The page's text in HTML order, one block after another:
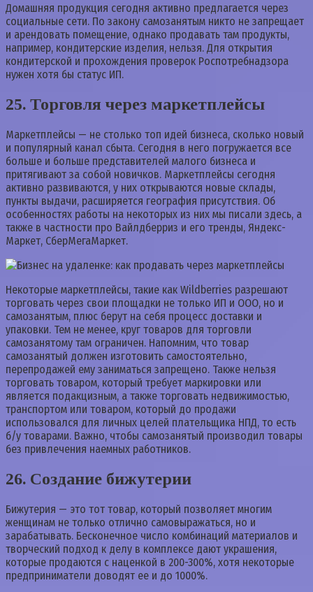
Домашняя продукция сегодня активно предлагается через
социальные сети. По закону самозанятым никто не запрещает
и арендовать помещение, однако продавать там продукты,
например, кондитерские изделия, нельзя. Для открытия
кондитерской и прохождения проверок Роспотребнадзора
нужен хотя бы статус ИП.
25. Торговля через маркетплейсы
Маркетплейсы — не столько топ идей бизнеса, сколько новый
и популярный канал сбыта. Сегодня в него погружается все
больше и больше представителей малого бизнеса и
притягивают за собой новичков. Маркетплейсы сегодня
активно развиваются, у них открываются новые склады,
пункты выдачи, расширяется география присутствия. Об
особенностях работы на некоторых из них мы писали здесь, а
также в частности про Вайлдберриз и его тренды, Яндекс-
Маркет, СберМегаМаркет.
Некоторые маркетплейсы, такие как Wildberries разрешают
торговать через свои площадки не только ИП и ООО, но и
самозанятым, плюс берут на себя процесс доставки и
упаковки. Тем не менее, круг товаров для торговли
самозанятому там ограничен. Напомним, что товар
самозанятый должен изготовить самостоятельно,
перепродажей ему заниматься запрещено. Также нельзя
торговать товаром, который требует маркировки или
является подакцизным, а также торговать недвижимостью,
транспортом или товаром, который до продажи
использовался для личных целей плательщика НПД, то есть
б/у товарами. Важно, чтобы самозанятый производил товары
без привлечения наемных работников.
26. Создание бижутерии
Бижутерия — это тот товар, который позволяет многим
женщинам не только отлично самовыражаться, но и
зарабатывать. Бесконечное число комбинаций материалов и
творческий подход к делу в комплексе дают украшения,
которые продаются с наценкой в 200-300%, хотя некоторые
предприниматели доводят ее и до 1000%.